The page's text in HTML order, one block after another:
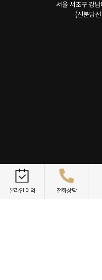
서울 서초구 강
(신분당
개인정보취급방침 이용
온라인 예약 전화상담